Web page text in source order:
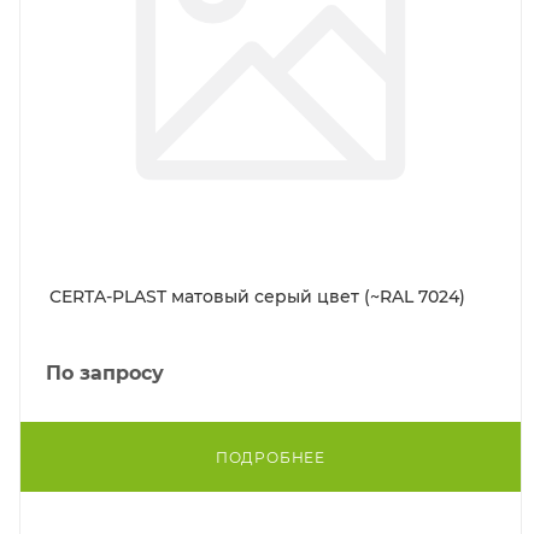
CERTA-PLAST матовый серый цвет (~RAL 7024)
По запросу
ПОДРОБНЕЕ